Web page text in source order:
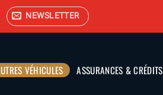
NEWSLETTER
VÉHICULES ASSURANCES & CRÉDITS